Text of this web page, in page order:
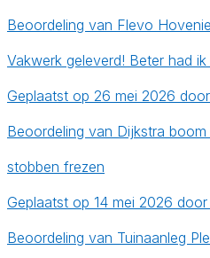
Beoordeling van Flevo
Vakwerk geleverd! Beter had
Geplaatst op 26 mei 2026
Beoordeling van Dijkstra
stobben frezen
Geplaatst op 14 mei 2026
Beoordeling van Tuinaanleg